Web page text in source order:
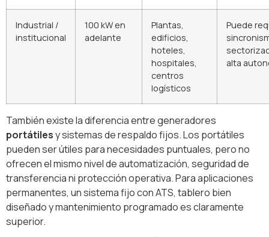
Industrial /
institucional
100 kW en
adelante
Plantas,
edificios,
hoteles,
hospitales,
centros
logísticos
Puede
alta
También existe la diferencia entre generadores
portátilesy sistemas de respaldo fijos. Los portátiles
pueden ser útiles para necesidades puntuales, pero no
ofrecen el mismo nivel de automatización, seguridad de
transferencia ni protección operativa. Para aplicaciones
permanentes, un sistema fijo con ATS, tablero bien
diseñado y mantenimiento programado es claramente
superior.